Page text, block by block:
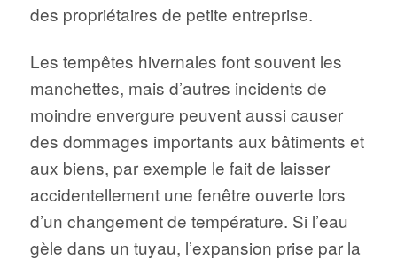
des propriétaires de petite entreprise.
Les tempêtes hivernales font souvent les
manchettes, mais d’autres incidents de
moindre envergure peuvent aussi causer
des dommages importants aux bâtiments et
aux biens, par exemple le fait de laisser
accidentellement une fenêtre ouverte lors
d’un changement de température. Si l’eau
gèle dans un tuyau, l’expansion prise par la